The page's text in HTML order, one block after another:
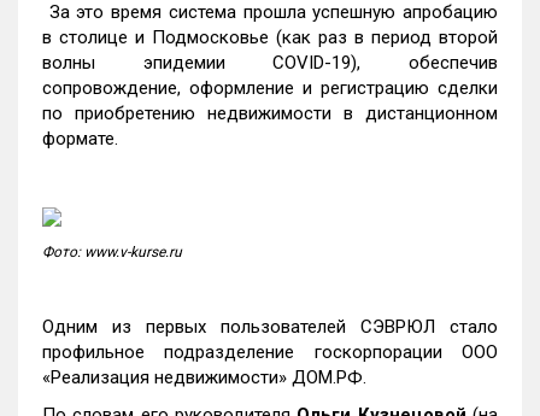
За это время система прошла успешную апробацию
в столице и Подмосковье (как раз в период второй
волны эпидемии COVID-19), обеспечив
сопровождение, оформление и регистрацию сделки
по приобретению недвижимости в дистанционном
формате.
Фото: www.v-kurse.ru
Одним из первых пользователей СЭВРЮЛ стало
профильное подразделение госкорпорации ООО
«Реализация недвижимости» ДОМ.РФ.